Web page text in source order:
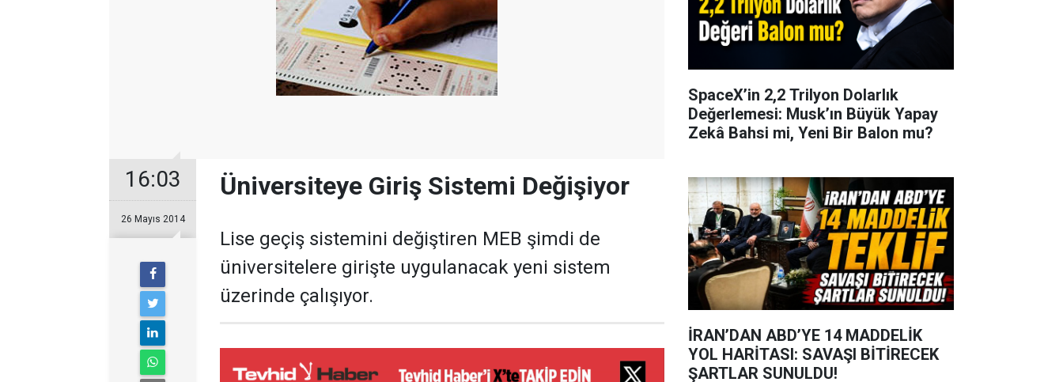
16:03
26 Mayıs 2014
Üniversiteye Giriş Sistemi Değişiyor
Lise geçiş sistemini değiştiren MEB şimdi de
üniversitelere girişte uygulanacak yeni sistem
üzerinde çalışıyor.
SpaceX’in 2,2 Trilyon Dolarlık
Değerlemesi: Musk’ın Büyük Yapay
Zekâ Bahsi mi, Yeni Bir Balon mu?
İRAN’DAN ABD’YE 14 MADDELİK
YOL HARİTASI: SAVAŞI BİTİRECEK
ŞARTLAR SUNULDU!